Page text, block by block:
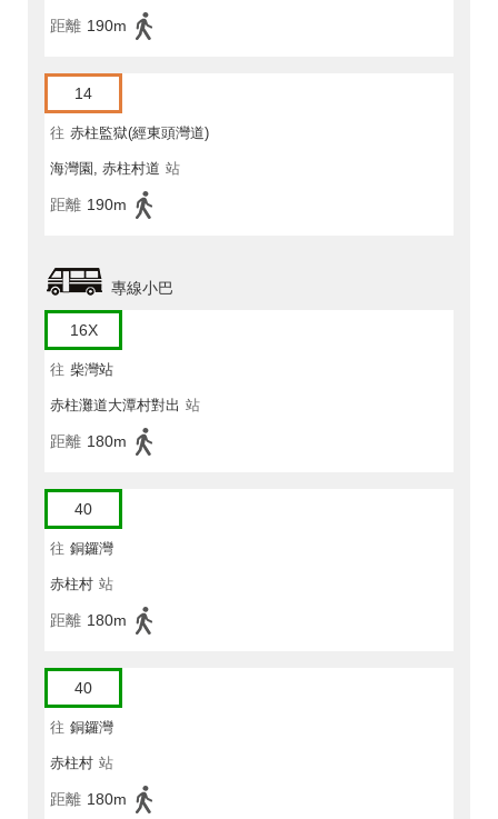
距離 190m
14
往 赤柱監獄(經東頭灣道)
海灣園, 赤柱村道 站
距離 190m
專線小巴
16X
往 柴灣站
赤柱灘道大潭村對出 站
距離 180m
40
往 銅鑼灣
赤柱村 站
距離 180m
40
往 銅鑼灣
赤柱村 站
距離 180m